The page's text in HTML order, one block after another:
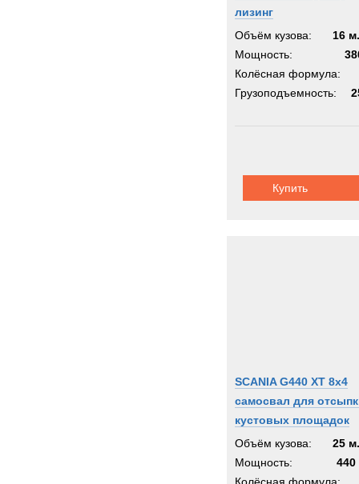
лизинг
Объём кузова:
16
Мощность:
Колёсная формула:
Грузоподъемность:
Купить
SCANIA G440 XT 8x4
самосвал для
кустовых площадок
Объём кузова:
25
Мощность:
440